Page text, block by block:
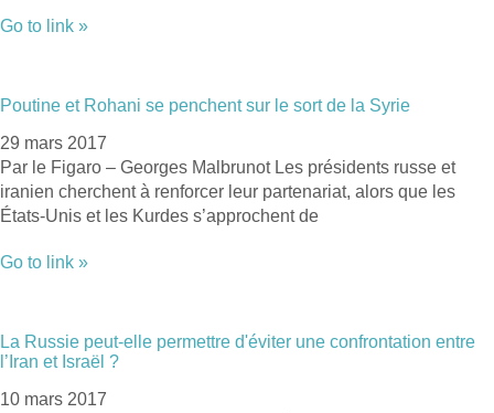
Go to link »
Poutine et Rohani se penchent sur le sort de la Syrie
29 mars 2017
Par le Figaro – Georges Malbrunot Les présidents russe et
iranien cherchent à renforcer leur partenariat, alors que les
États-Unis et les Kurdes s’approchent de
Go to link »
La Russie peut-elle permettre d'éviter une confrontation entre
l’Iran et Israël ?
10 mars 2017